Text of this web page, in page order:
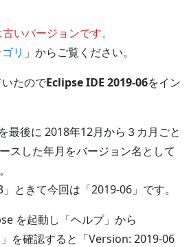
いバージョンです。
リ 」からご覧ください。
たのでEclipse IDE 2019-06をイン
最後に 2018年12月から３カ月ごと
スした年月をバージョン名として
ときて今回は「2019-06」です。
を起動し「ヘルプ」から
」を確認すると「Version: 2019-06